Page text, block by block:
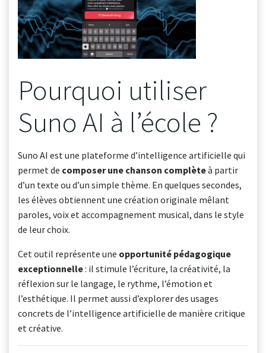
Pourquoi utiliser
Suno AI à l’école ?
Suno AI est une plateforme d’intelligence artificielle qui
permet de composer une chanson complèteà partir
d’un texte ou d’un simple thème. En quelques secondes,
les élèves obtiennent une création originale mêlant
paroles, voix et accompagnement musical, dans le style
de leur choix.
Cet outil représente une opportunité pédagogique
exceptionnelle: il stimule l’écriture, la créativité, la
réflexion sur le langage, le rythme, l’émotion et
l’esthétique. Il permet aussi d’explorer des usages
concrets de l’intelligence artificielle de manière critique
et créative.